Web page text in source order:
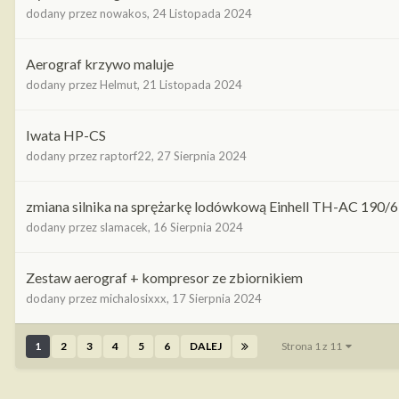
dodany przez nowakos, 24 Listopada 2024
Aerograf krzywo maluje
dodany przez Helmut, 21 Listopada 2024
Iwata HP-CS
dodany przez raptorf22, 27 Sierpnia 2024
zmiana silnika na sprężarkę lodówkową Einhell TH-AC 190/
dodany przez slamacek, 16 Sierpnia 2024
Zestaw aerograf + kompresor ze zbiornikiem
dodany przez michalosixxx, 17 Sierpnia 2024
1 2 3 4 5 6 DALEJ Strona 1 z 11